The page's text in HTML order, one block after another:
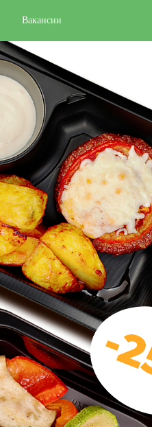
Вакансии